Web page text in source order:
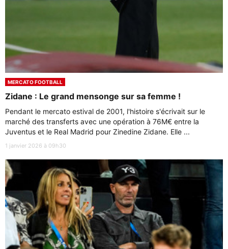
MERCATO FOOTBALL
Zidane : Le grand mensonge sur sa femme !
Pendant le mercato estival de 2001, l'histoire s'écrivait sur le
marché des transferts avec une opération à 76M€ entre la
Juventus et le Real Madrid pour Zinedine Zidane. Elle ...
1 janvier 2026 à 09h30